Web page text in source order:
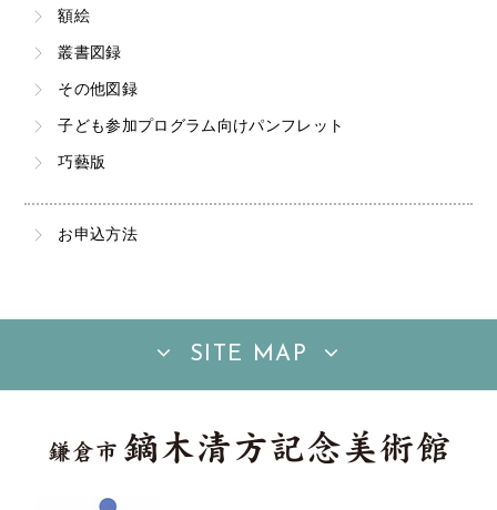
額絵
叢書図録
その他図録
子ども参加プログラム向けパンフレット
巧藝版
お申込方法
SITE MAP